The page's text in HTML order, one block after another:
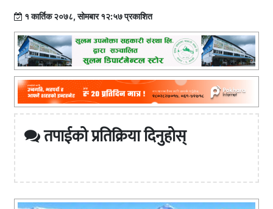
१ कार्तिक २०७८, सोमबार १२:५७ प्रकाशित
तपाईको प्रतिक्रिया दिनुहोस्